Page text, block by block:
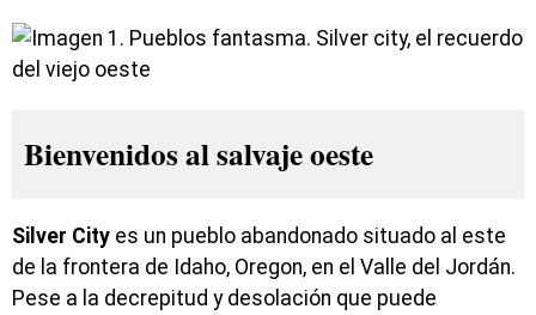
Bienvenidos al salvaje oeste
Silver City es un pueblo abandonado situado al este
de la frontera de Idaho, Oregon, en el Valle del Jordán.
Pese a la decrepitud y desolación que puede